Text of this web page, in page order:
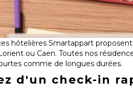
hôtelières Smartappart
ou Caen. Toutes nos
comme de longues durées.
d'un check-in